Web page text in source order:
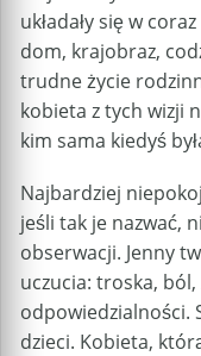
układały się w
dom, krajobraz,
trudne życie
kobieta z tych wizji
kim sama kiedyś
Najbardziej
jeśli tak je nazwać,
obserwacji. Jenny
uczucia: troska,
odpowiedzialności.
dzieci. Kobieta,